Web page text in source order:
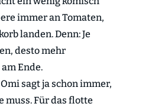
immer an Tomaten,
landen. Denn: Je
desto mehr
Ende.
sagt ja schon immer,
muss. Für das flotte